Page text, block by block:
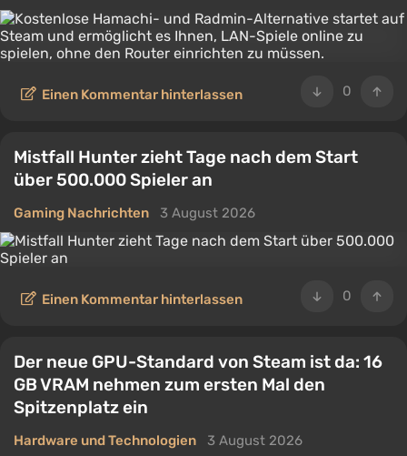
0
Einen Kommentar hinterlassen
Mistfall Hunter zieht Tage nach dem Start
über 500.000 Spieler an
Gaming Nachrichten 3 August 2026
0
Einen Kommentar hinterlassen
Der neue GPU-Standard von Steam ist da: 16
GB VRAM nehmen zum ersten Mal den
Spitzenplatz ein
Hardware und Technologien 3 August 2026